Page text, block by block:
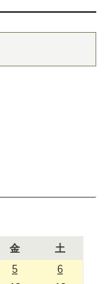
金
土
5
6